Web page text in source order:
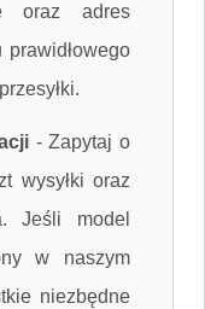
oraz adres
-Zapytaj o
wysyłki oraz
Jeśli model
w naszym
niezbędne